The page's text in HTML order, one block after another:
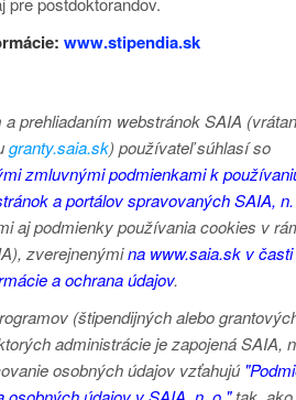
www.stipendia.sk
a prehliadaním webstránok SAIA
granty.saia.sk) používateľ súhlasí so
zmluvnými podmienkami k
a portálov spravovaných SAIA,
aj podmienky používania cookies v
zverejnenýmina www.saia.sk v časti
a ochrana údajov.
(štipendijných alebo
administrácie je zapojená SAIA,
osobných údajov vzťahujú